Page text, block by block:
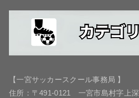
【一宮サッカースクール事務局 】
住所：〒491-0121 一宮市島村字上深